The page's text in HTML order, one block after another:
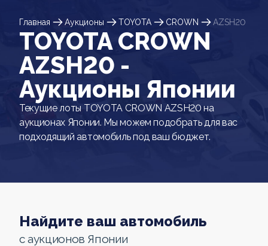
Главная Аукционы TOYOTA CROWN AZSH20
TOYOTA CROWN
AZSH20 -
Аукционы Японии
Текущие лоты TOYOTA CROWN AZSH20 на
аукционах Японии. Мы можем подобрать для вас
подходящий автомобиль под ваш бюджет.
Найдите ваш автомобиль
с аукционов Японии